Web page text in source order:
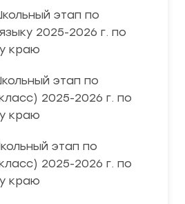
этап по
2025-2026 г. по
краю
этап по
2025-2026 г. по
краю
этап по
2025-2026 г. по
краю